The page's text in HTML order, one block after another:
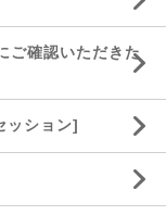
ご確認いただきた
ッション]